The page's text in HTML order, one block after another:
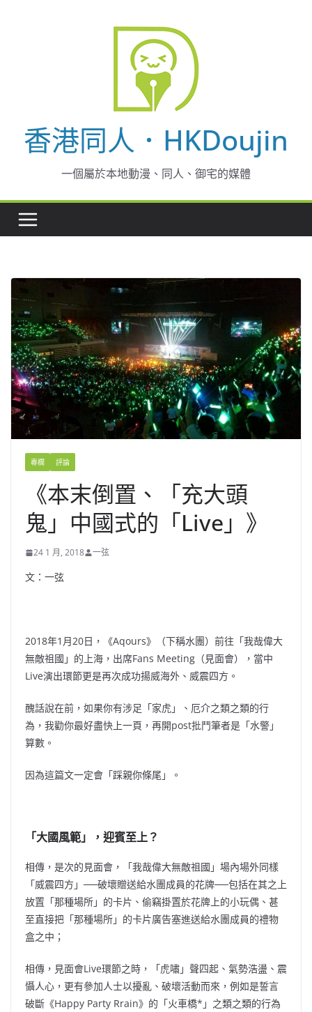
香港同人．HKDoujin
一個屬於本地動漫、同人、御宅的媒體
專欄 評論
《本末倒置、「充大頭
鬼」中國式的「Live」》
24 1 月, 2018 一弦
文：一弦
2018年1月20日，《Aqours》（下稱水團）前往「我哉偉大
無敵祖國」的上海，出席Fans Meeting（見面會），當中
Live演出環節更是再次成功揚威海外、威震四方。
醜話說在前，如果你有涉足「家虎」、厄介之類之類的行
為，我勸你最好盡快上一頁，再開post批鬥筆者是「水警」
算數。
因為這篇文一定會「踩親你條尾」。
「大國風範」，迎賓至上？
相傳， 是次的見面會，「我哉偉大無敵祖國」 場內場外同樣
「威震四方」──破壞贈送給水團成員的花牌──包括在其之上
放置「那種場所」的卡片、偷竊掛置於花牌上的小玩偶、甚
至直接把「那種場所」的卡片廣告塞進送給水團成員的禮物
盒之中；
相傳，見面會Live環節之時，「虎嘯」聲四起、氣勢浩盪、震
懾人心，更有參加人士以擾亂、破壞活動而來，例如是誓言
破斷《Happy Party Rrain》的「火車橋*」之類之類的行為